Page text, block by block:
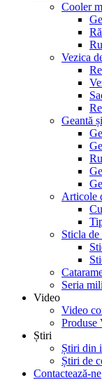
Cooler
Vezica
Geantă
Articole
Sticla de
Seria
Video
Video
Produse
Știri
Știri din
Știri de
Contactează-ne